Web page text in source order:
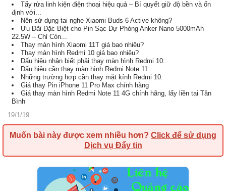
Tẩy rửa linh kiện điện thoại hiệu quả – Bí quyết giữ độ bền và ổn
định với...
Nên sử dụng tai nghe Xiaomi Buds 6 Active không?
Ưu Đãi Đặc Biệt cho Pin Sạc Dự Phòng Anker Nano 5000mAh
22.5W – Chỉ Còn...
Thay màn hình Xiaomi 11T giá bao nhiêu?
Thay màn hình Redmi 10 giá bao nhiêu?
Dấu hiệu nhận biết phải thay màn hình Redmi 10:
Dấu hiệu cần thay màn hình Redmi Note 11:
Những trường hợp cần thay mặt kính Redmi 10:
Giá thay Pin iPhone 11 Pro Max chính hãng
Giá thay màn hình Redmi Note 11 4G chính hãng, lấy liền tại Tân
Bình
19/1/19
Muốn bài này được xem nhiều hơn? Click để sử dụng
Dịch vụ Đẩy tin